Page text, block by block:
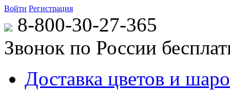
Войти Регистрация
8-800-30-27-365
Звонок по России
Доставка цветов и